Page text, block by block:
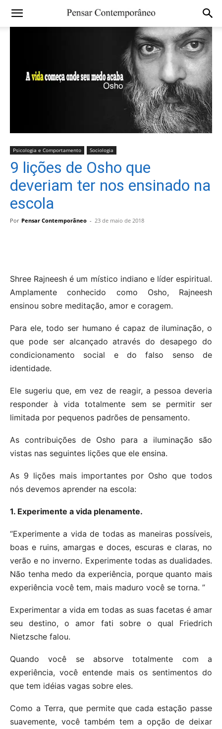
Psicologia e Comportamento Sociologia
9 lições de Osho que
deveriam ter nos ensinado na
escola
Por Pensar Contemporâneo - 23 de maio de 2018
Shree Rajneesh é um místico indiano e líder espiritual.
Amplamente conhecido como Osho, Rajneesh
ensinou sobre meditação, amor e coragem.
Para ele, todo ser humano é capaz de iluminação, o
que pode ser alcançado através do desapego do
condicionamento social e do falso senso de
identidade.
Ele sugeriu que, em vez de reagir, a pessoa deveria
responder à vida totalmente sem se permitir ser
limitada por pequenos padrões de pensamento.
As contribuições de Osho para a iluminação são
vistas nas seguintes lições que ele ensina.
As 9 lições mais importantes por Osho que todos
nós devemos aprender na escola:
1. Experimente a vida plenamente.
“Experimente a vida de todas as maneiras possíveis,
boas e ruins, amargas e doces, escuras e claras, no
verão e no inverno. Experimente todas as dualidades.
Não tenha medo da experiência, porque quanto mais
experiência você tem, mais maduro você se torna. ”
Experimentar a vida em todas as suas facetas é amar
seu destino, o amor fati sobre o qual Friedrich
Nietzsche falou.
Quando você se absorve totalmente com a
experiência, você entende mais os sentimentos do
que tem idéias vagas sobre eles.
Como a Terra, que permite que cada estação passe
suavemente, você também tem a opção de deixar